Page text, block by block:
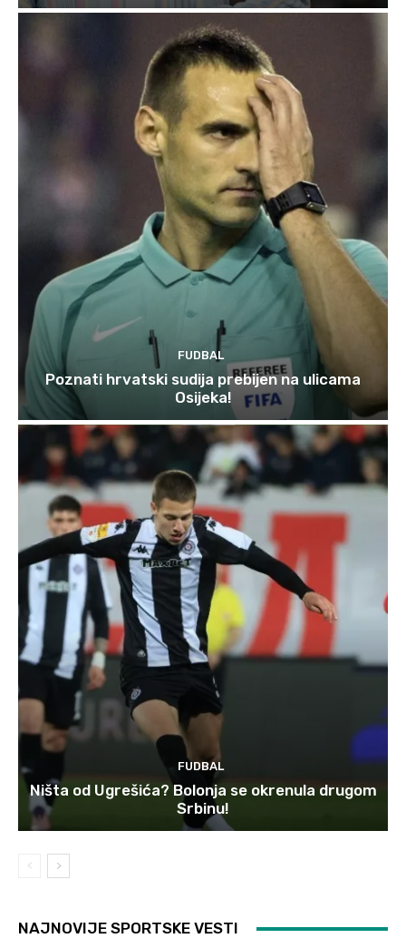
FUDBAL
Poznati hrvatski sudija prebijen na ulicama
Osijeka!
FUDBAL
Ništa od Ugrešića? Bolonja se okrenula drugom
Srbinu!
NAJNOVIJE SPORTSKE VESTI